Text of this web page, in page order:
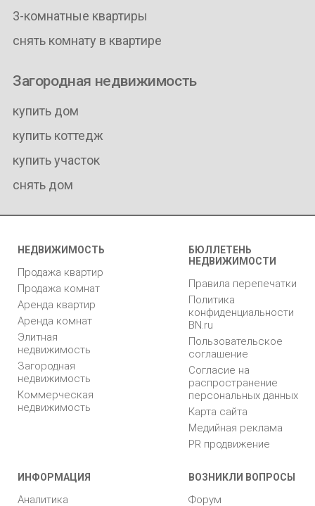
3-комнатные квартиры
снять комнату в квартире
Загородная недвижимость
купить дом
купить коттедж
купить участок
снять дом
НЕДВИЖИМОСТЬ
Продажа квартир
Продажа комнат
Аренда квартир
Аренда комнат
Элитная
недвижимость
Загородная
недвижимость
Коммерческая
недвижимость
БЮЛЛЕТЕНЬ
НЕДВИЖИМОСТИ
Правила перепечатки
Политика
конфиденциальности
BN.ru
Пользовательское
соглашение
Согласие на
распространение
персональных данных
Карта сайта
Медийная реклама
PR продвижение
ИНФОРМАЦИЯ
Аналитика
ВОЗНИКЛИ ВОПРОСЫ
Форум